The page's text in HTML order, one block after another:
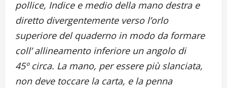
pollice, Indice e medio della mano destra e
diretto divergentemente verso l’orlo
superiore del quaderno in modo da formare
coll’ allineamento inferiore un angolo di
45º circa. La mano, per essere più slanciata,
non deve toccare la carta, e la penna